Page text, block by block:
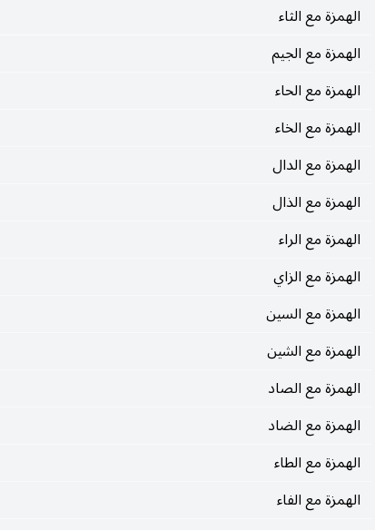
الهمزة مع الثاء
الهمزة مع الجيم
الهمزة مع الحاء
الهمزة مع الخاء
الهمزة مع الدال
الهمزة مع الذال
الهمزة مع الراء
الهمزة مع الزاي
الهمزة مع السين
الهمزة مع الشين
الهمزة مع الصاد
الهمزة مع الضاد
الهمزة مع الطاء
الهمزة مع الفاء